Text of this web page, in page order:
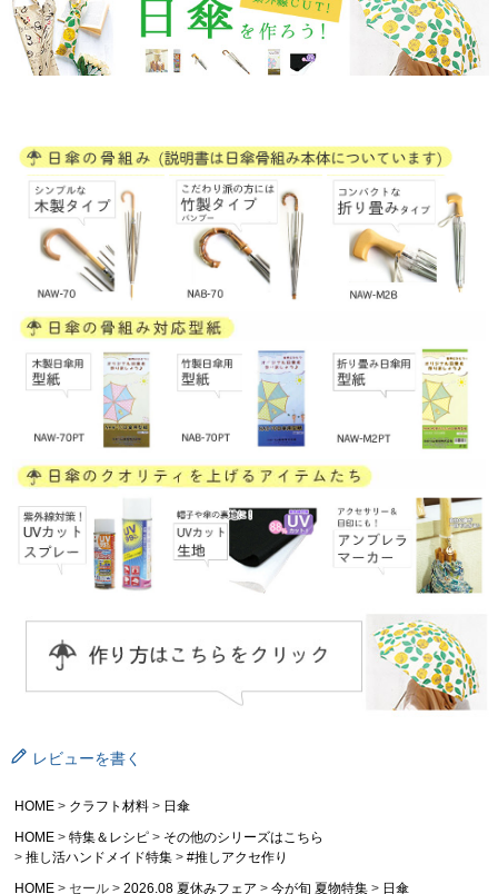
レビューを書く
HOME クラフト材料
日傘
HOME
特集＆レシピ
その他のシリーズはこちら
推し活ハンドメイド特集
#推しアクセ作り
HOME
セール 2026.08 夏休みフェア 今が旬 夏物特集 日傘